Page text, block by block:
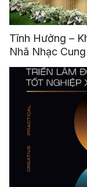
Tĩnh Hưởng –
Nhã Nhạc